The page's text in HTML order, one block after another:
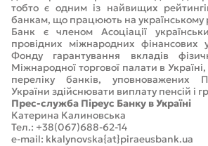
тобто є одним із найвищих
банкам, що працюють на українському
Банк є членом Асоціації
провідних міжнародних фінансових
Фонду гарантування вкладів
Міжнародної торгової палати в
переліку банків, уповноважених
України здійснювати виплату пенсій і
Прес-служба Піреус Банку в Україні
Катерина Калиновська
Тел.: +38(067)688-62-14
e-mail: kkalynovska{at}piraeusbank.ua